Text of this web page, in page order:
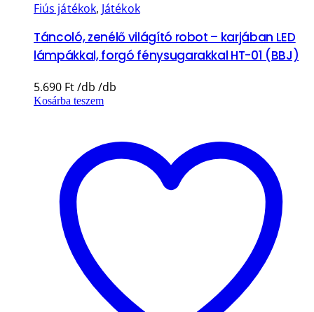
Fiús játékok, Játékok
Táncoló, zenélő világító robot – karjában LED
lámpákkal, forgó fénysugarakkal HT-01 (BBJ)
5.690 Ft
Kosárba teszem